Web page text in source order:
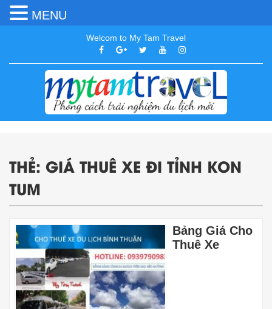
Welcom to My Tam Travel
THẺ: GIÁ THUÊ XE ĐI TỈNH KON
TUM
Bảng Giá Cho
Thuê Xe
MENU